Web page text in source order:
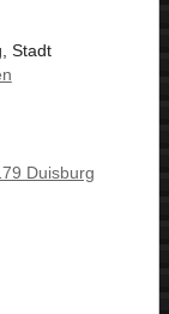
Stadt
Duisburg